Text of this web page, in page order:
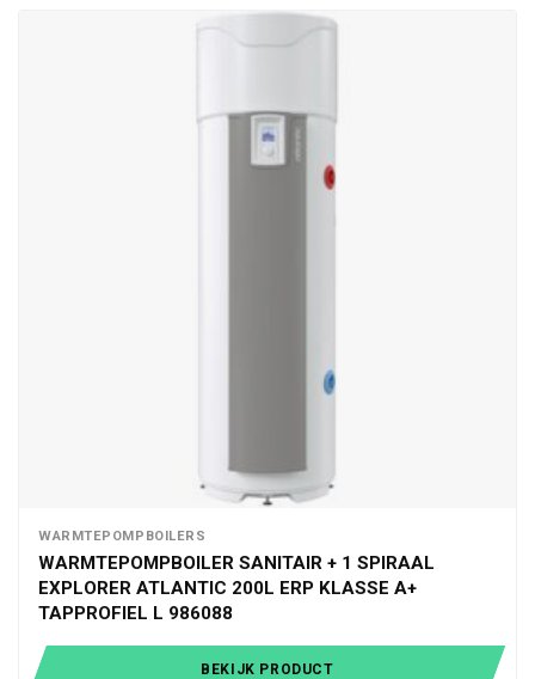
WARMTEPOMPBOILERS
WARMTEPOMPBOILER SANITAIR + 1 SPIRAAL
EXPLORER ATLANTIC 200L ERP KLASSE A+
TAPPROFIEL L 986088
BEKIJK PRODUCT